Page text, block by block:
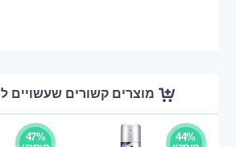
מוצרים קשורים שעשויים
44%
47%